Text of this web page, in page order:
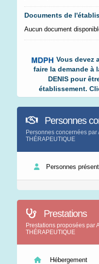
Documents de
Aucun document
Vous devez
faire la demande à
DENIS pour
établissement.
Personnes
Personnes concernées par
THÉRAPEUTIQUE
Personnes
Prestations
Prestations proposées par
THÉRAPEUTIQUE
Hébergement